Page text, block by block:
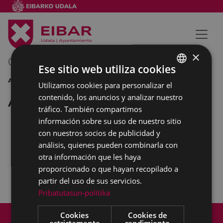
01/07/2014
AUDIVISUAL
Arrate Kultur Elkartea
BERREIBAR
documental
BASQUE
SPANISH
×
Ese sitio web utiliza cookies
Utilizamos cookies para personalizar el
contenido, los anuncios y analizar nuestro
tráfico. También compartimos
información sobre su uso de nuestro sitio
con nuestros socios de publicidad y
análisis, quienes pueden combinarla con
otra información que les haya
proporcionado o que hayan recopilado a
partir del uso de sus servicios.
Pribatutasun-politika
Cookies
Cookies de